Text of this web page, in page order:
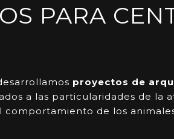
PARA
proyectos de
a las particularidades de la
de los